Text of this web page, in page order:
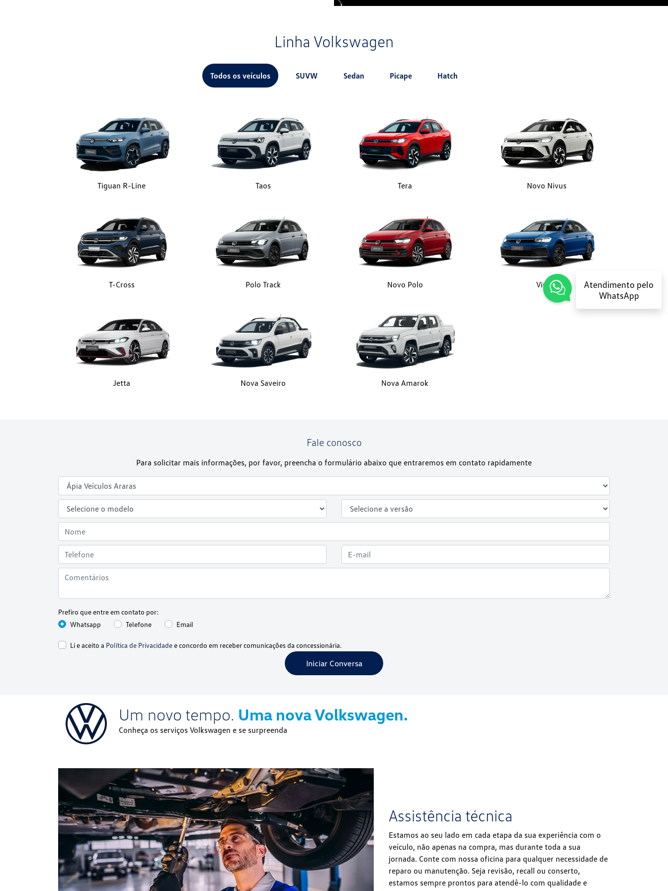
Linha Volkswagen
Todos os veículos SUVW Sedan Picape Hatch
Tiguan R-Line Taos Tera Novo Nivus
T-Cross Polo Track Novo Polo Virtus
Jetta Nova Saveiro Nova Amarok
Fale conosco
Para solicitar mais informações, por favor, preencha o formulário abaixo que entraremos em contato rapidamente
Prefiro que entre em contato por:
Whatsapp
Telefone Email
Li e aceito a Política de Privacidadee concordo em receber comunicações da concessionária.
Iniciar Conversa
Um novo tempo. Uma nova Volkswagen.
Conheça os serviços Volkswagen e se surpreenda
Assistência técnica
Estamos ao seu lado em cada etapa da sua experiência com o
veículo, não apenas na compra, mas durante toda a sua
jornada. Conte com nossa oficina para qualquer necessidade de
reparo ou manutenção. Seja revisão, recall ou conserto,
estamos sempre prontos para atendê-lo com qualidade e
Atendimento pelo
WhatsApp